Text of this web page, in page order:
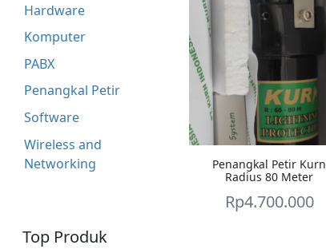
Hardware
Komputer
PABX
Penangkal Petir
Software
Wireless and
Networking
Top Produk
Penangkal Petir Kurn
Radius 80 Meter
Rp4.700.000